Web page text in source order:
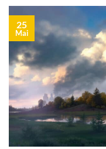
25
Mai